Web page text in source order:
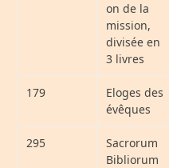
on de la
mission,
divisée en
3 livres
179
Eloges des
évêques
295
Sacrorum
Bibliorum